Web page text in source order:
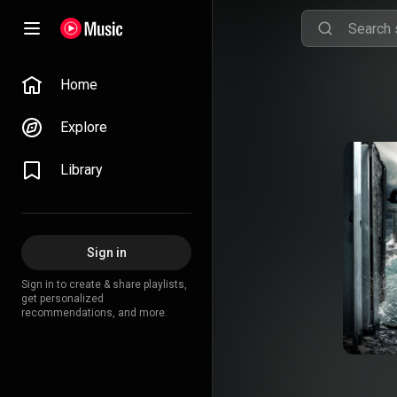
Home
Explore
Library
Sign in
Sign in to create & share playlists,
get personalized
recommendations, and more.